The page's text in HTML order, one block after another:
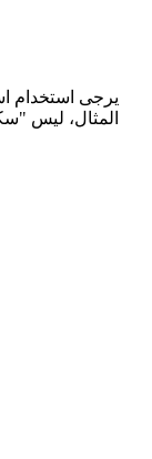
يرجى استخدام
المثال، ليس